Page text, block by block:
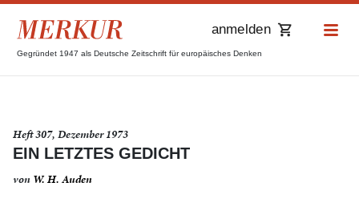
Gegründet 1947 als Deutsche Zeitschrift für europäisches Denken
anmelden
Heft 307, Dezember 1973
EIN LETZTES GEDICHT
von W. H. Auden